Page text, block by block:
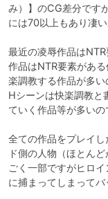
み）】のCG差分です
には70以上もあり凄い
最近の凌辱作品は
作品はNTR要素があ
楽調教する作品が多い
Hシーンは快楽調教と
ていく作品等が多いの
全ての作品をプレイ
ド側の人物（ほとん
ごく一部ですがヒロ
に捕まってしまってバ